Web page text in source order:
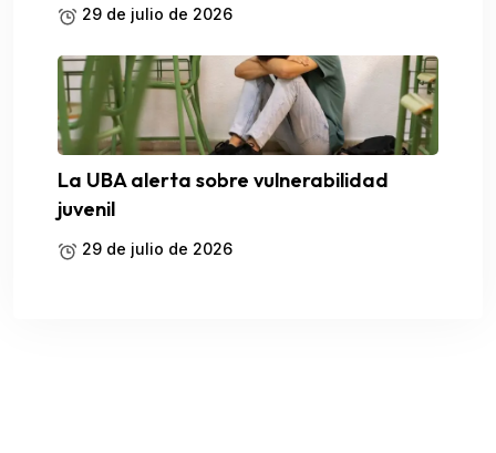
29 de julio de 2026
La UBA alerta sobre vulnerabilidad
juvenil
29 de julio de 2026